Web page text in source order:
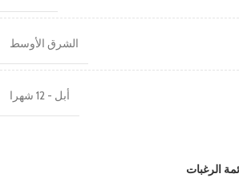
الشرق الأوسط
أبل - 12 شهرا
الرغبات